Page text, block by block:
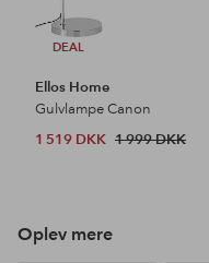
DEAL
Ellos Home
Gulvlampe Canon
1 519 DKK 1 999 DKK
Oplev mere